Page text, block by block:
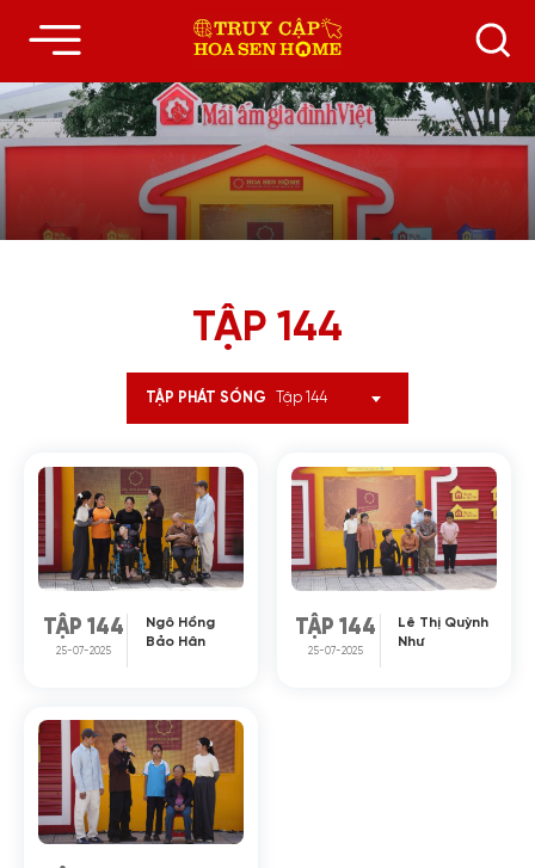
TẬP 144
TẬP PHÁT SÓNG Tập 144
TẬP 144
25-07-2025
Ngô Hồng
Bảo Hân
TẬP 144
25-07-2025
Lê Thị Quỳnh
Như